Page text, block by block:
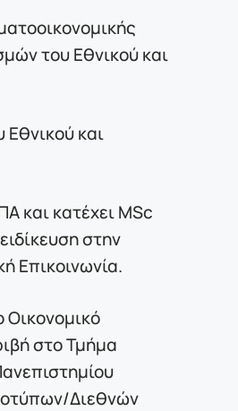
του Εθνικού και
και
και κατέχει MSc
στην
Επικοινωνία.
Οικονομικό
στο Τμήμα
Διεθνών